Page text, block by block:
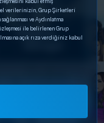
verilerinizin, Grup Şirketleri
ve Aydınlatma
ile belirlenen Grup
açık rıza verdiğiniz kabul